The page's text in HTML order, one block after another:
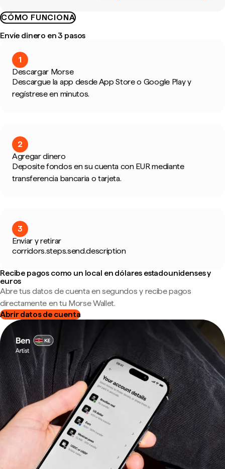
CÓMO FUNCIONA
Envíe dinero en 3 pasos
1
Descargar Morse
Descargue la app desde App Store o Google Play y
regístrese en minutos.
2
Agregar dinero
Deposite fondos en su cuenta con EUR mediante
transferencia bancaria o tarjeta.
3
Enviar y retirar
corridors.steps.send.description
Recibe pagos como un local en dólares estadounidenses y
euros
Abre tus datos de cuenta en segundos y recibe pagos
directamente en tu Morse Wallet.
Abrir datos de cuenta